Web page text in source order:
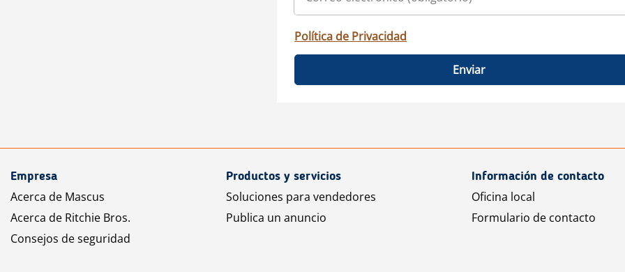
Política de Privacidad
Enviar
Empresa
Acerca de Mascus
Acerca de Ritchie Bros.
Consejos de seguridad
Productos y servicios
Soluciones para vendedores
Publica un anuncio
Información de contacto
Oficina local
Formulario de contacto